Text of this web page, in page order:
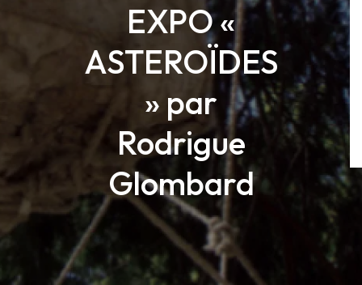
EXPO «
ASTEROÏDES
» par
Rodrigue
Glombard